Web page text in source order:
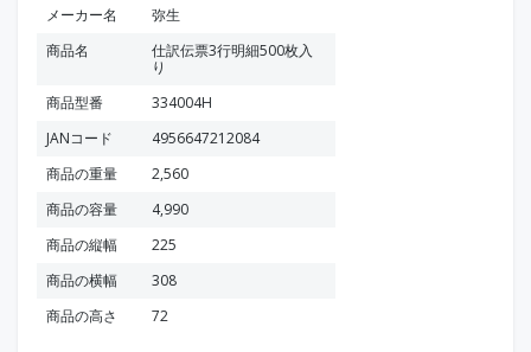
メーカー名
弥生
商品名
仕訳伝票3行明細500枚入
り
商品型番
334004H
JANコード
4956647212084
商品の重量
2,560
商品の容量
4,990
商品の縦幅
225
商品の横幅
308
商品の高さ
72